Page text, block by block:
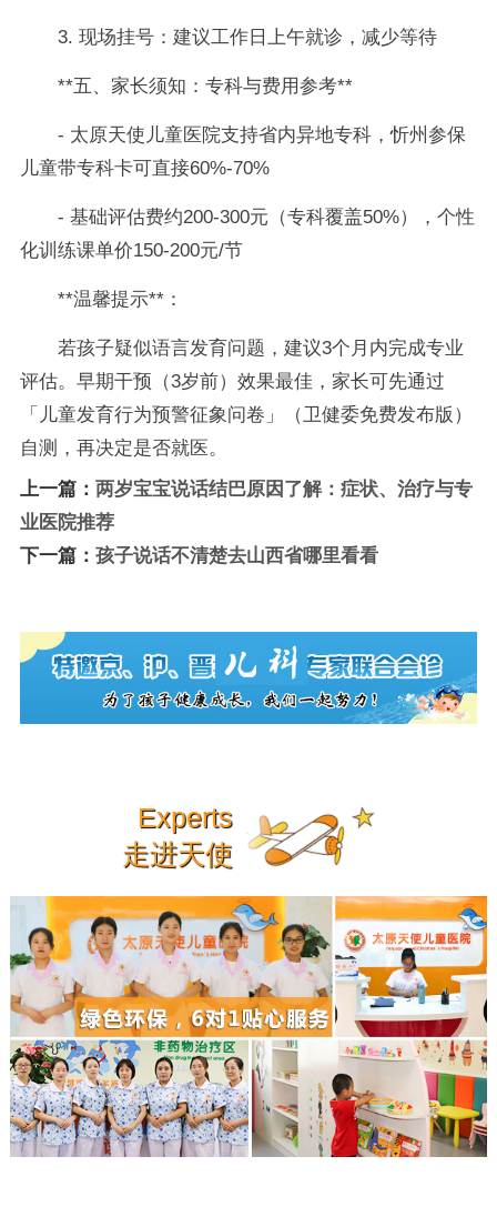
3. 现场挂号：建议工作日上午就诊，减少等待
**五、家长须知：专科与费用参考**
- 太原天使儿童医院支持省内异地专科，忻州参保
儿童带专科卡可直接60%-70%
- 基础评估费约200-300元（专科覆盖50%），个性
化训练课单价150-200元/节
**温馨提示**：
若孩子疑似语言发育问题，建议3个月内完成专业
评估。早期干预（3岁前）效果最佳，家长可先通过
「儿童发育行为预警征象问卷」（卫健委免费发布版）
自测，再决定是否就医。
上一篇： 两岁宝宝说话结巴原因了解：症状、治疗与专
业医院推荐
下一篇： 孩子说话不清楚去山西省哪里看看
Experts
走进天使